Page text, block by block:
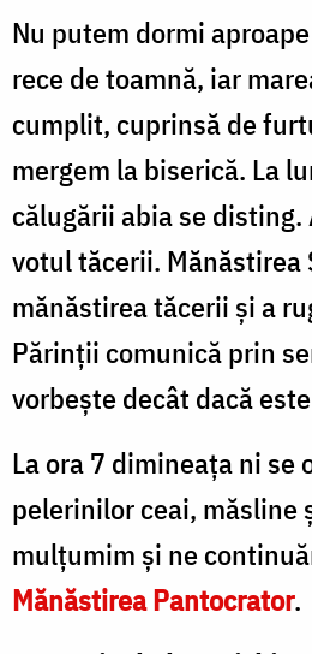
Nu putem dormi
rece de toamnă, iar
cumplit, cuprinsă de
mergem la biserică. La
călugării abia se
votul tăcerii.
mănăstirea tăcerii şi a
Părinţii comunică prin
vorbeşte decât dacă
La ora 7 dimineaţa ni se
pelerinilor ceai, măsline
mulţumim şi ne
Mănăstirea Pantocrator.